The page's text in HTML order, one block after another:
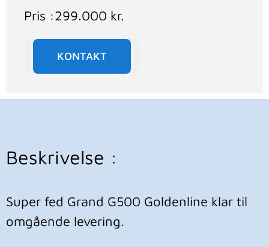
Pris :299.000 kr.
KONTAKT
Beskrivelse :
Super fed Grand G500 Goldenline klar til
omgående levering.